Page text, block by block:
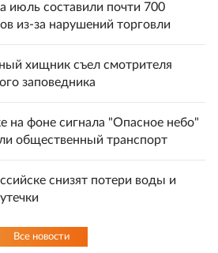
июль составили почти 700
из-за нарушений торговли
хищник съел смотрителя
заповедника
на фоне сигнала "Опасное небо"
общественный транспорт
снизят потери воды и
Все новости